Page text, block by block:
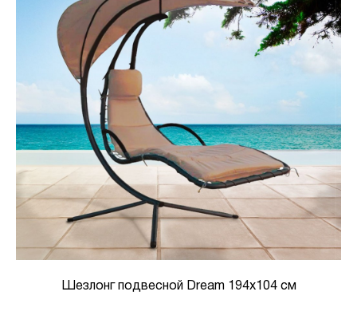
Шезлонг подвесной Dream 194x104 см